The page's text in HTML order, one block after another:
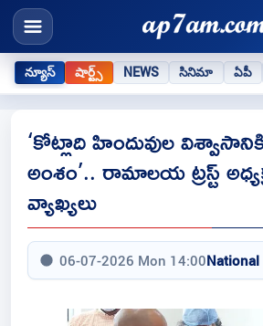
న్యూస్ షార్ట్స్ NEWS సినిమా ఏపీ
‘కోట్లాది హిందువుల
అంశం’.. రామాలయ ట్రస్ట్‌
వ్యాఖ్యలు
06-07-2026 Mon 14:00National